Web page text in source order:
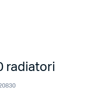
radiatori